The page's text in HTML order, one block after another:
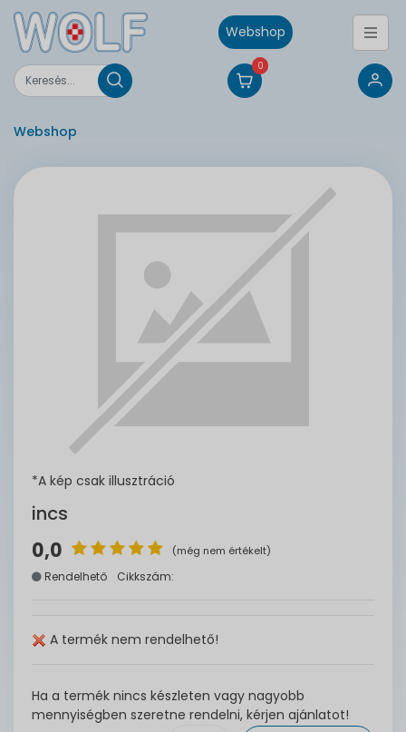
Webshop
0
Webshop
*A kép csak illusztráció
incs
0,0 (még nem értékelt)
Rendelhető Cikkszám:
A termék nem rendelhető!
Ha a termék nincs készleten vagy nagyobb
mennyiségben szeretne rendelni, kérjen ajánlatot!